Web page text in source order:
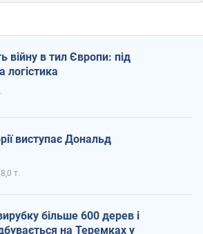
війну в тил Європи: під
логістика
виступає Дональд
8,0 т.
більше 600 дерев і
на Теремках у